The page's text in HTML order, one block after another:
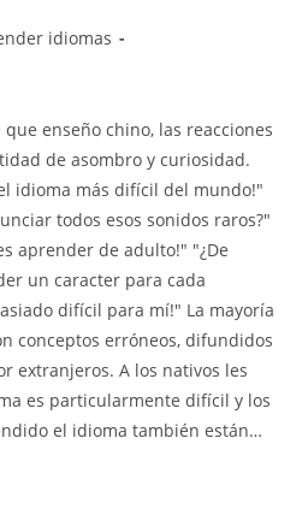
idiomas
enseño chino, las reacciones
de asombro y curiosidad.
idioma más difícil del mundo!"
todos esos sonidos raros?"
aprender de adulto!" "¿De
un caracter para cada
difícil para mí!" La mayoría
conceptos erróneos, difundidos
extranjeros. A los nativos les
es particularmente difícil y los
el idioma también están…